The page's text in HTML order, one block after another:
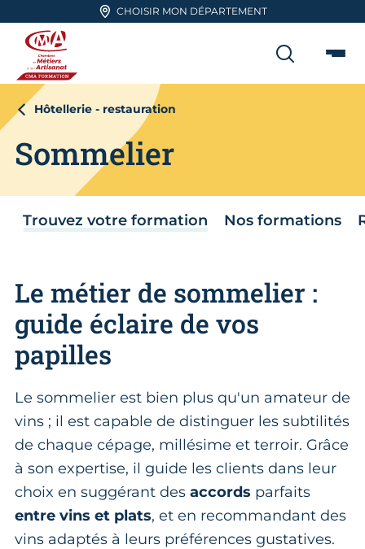
Aller en haut de pageCHOISIR MON DÉPARTEMENT
CMA FORMATION
Hôtellerie - restauration
Sommelier
Trouvez votre formation Nos formations
Le métier de sommelier :
guide éclaire de vos
papilles
Le sommelier est bien plus qu'un amateur de
vins ; il est capable de distinguer les subtilités
de chaque cépage, millésime et terroir. Grâce
à son expertise, il guide les clients dans leur
choix en suggérant des accords parfaits
entre vins et plats, et en recommandant des
vins adaptés à leurs préférences gustatives.